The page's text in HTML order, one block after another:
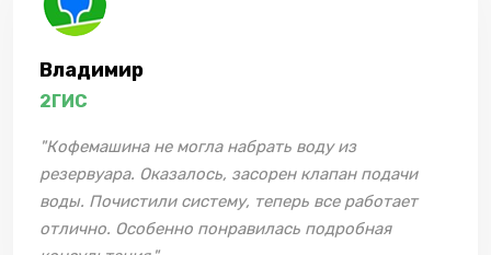
Владимир
2ГИС
"Кофемашина не могла набрать воду из
резервуара. Оказалось, засорен клапан подачи
воды. Почистили систему, теперь все работает
отлично. Особенно понравилась подробная